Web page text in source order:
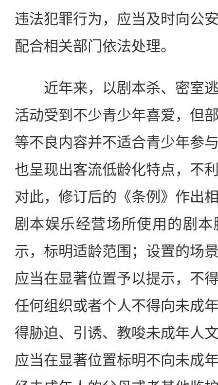
违法犯罪行为，应当及时向公
配合相关部门依法处理。
近年来，以剧本杀、密室逃
活动受到不少青少年喜爱，但
等不良内容并不适合青少年参
也呈现出客流低龄化特点，不
对此，修订后的《条例》作出
剧本娱乐经营场所使用的剧
示，标明适龄范围；设置的场
应当在显著位置予以提示，不
任何组织或者个人不得向未成
得胁迫、引诱、教唆未成年人
应当在显著位置标明不向未成